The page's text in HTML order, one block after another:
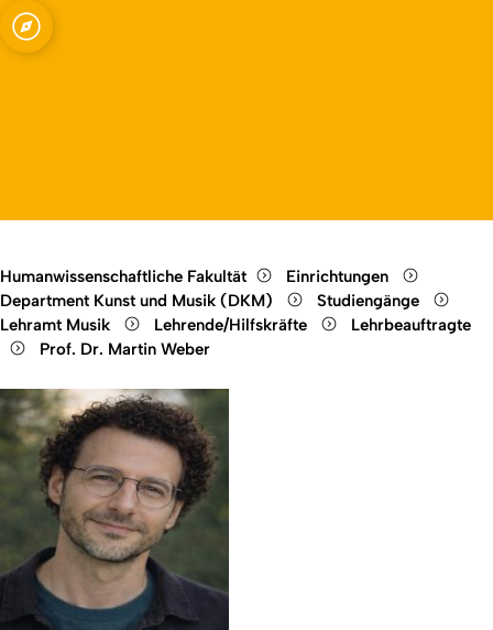
Open quicklink menu
Humanwissenschaftliche Fakultät
Einrichtungen
Department Kunst und Musik (DKM)
Studiengänge
Lehramt Musik
Lehrende/Hilfskräfte
Lehrbeauftragte
Prof. Dr. Martin Weber